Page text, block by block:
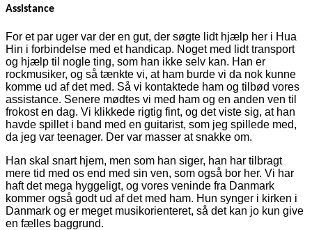
Assistance
For et par uger var der en gut, der søgte lidt hjælp her i Hua
Hin i forbindelse med et handicap. Noget med lidt transport
og hjælp til nogle ting, som han ikke selv kan. Han er
rockmusiker, og så tænkte vi, at ham burde vi da nok kunne
komme ud af det med. Så vi kontaktede ham og tilbød vores
assistance. Senere mødtes vi med ham og en anden ven til
frokost en dag. Vi klikkede rigtig fint, og det viste sig, at han
havde spillet i band med en guitarist, som jeg spillede med,
da jeg var teenager. Der var masser at snakke om.
Han skal snart hjem, men som han siger, han har tilbragt
mere tid med os end med sin ven, som også bor her. Vi har
haft det mega hyggeligt, og vores veninde fra Danmark
kommer også godt ud af det med ham. Hun synger i kirken i
Danmark og er meget musikorienteret, så det kan jo kun give
en fælles baggrund.